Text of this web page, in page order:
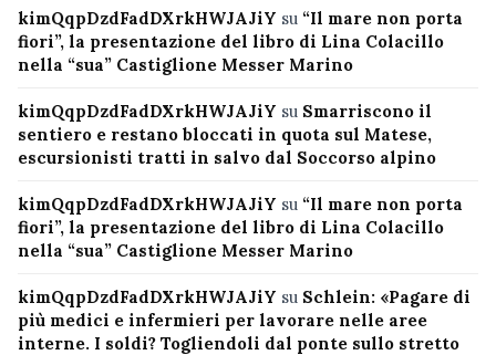
kimQqpDzdFadDXrkHWJAJiY su “Il mare non porta
fiori”, la presentazione del libro di Lina Colacillo
nella “sua” Castiglione Messer Marino
kimQqpDzdFadDXrkHWJAJiY su Smarriscono il
sentiero e restano bloccati in quota sul Matese,
escursionisti tratti in salvo dal Soccorso alpino
kimQqpDzdFadDXrkHWJAJiY su “Il mare non porta
fiori”, la presentazione del libro di Lina Colacillo
nella “sua” Castiglione Messer Marino
kimQqpDzdFadDXrkHWJAJiY su Schlein: «Pagare di
più medici e infermieri per lavorare nelle aree
interne. I soldi? Togliendoli dal ponte sullo stretto